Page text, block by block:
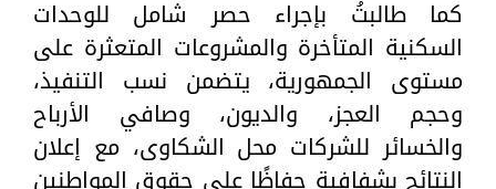
كما طالبتُ بإجراء حصر شامل للوحدات
السكنية المتأخرة والمشروعات المتعثرة على
مستوى الجمهورية، يتضمن نسب التنفيذ،
وحجم العجز، والديون، وصافي الأرباح
والخسائر للشركات محل الشكاوى، مع إعلان
النتائج بشفافية حفاظًا على حقوق المواطنين